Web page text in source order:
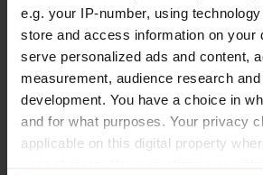
e.g. your IP-number, using
store and access information on your
serve personalized ads and content,
measurement, audience research
development. You have a choice in
and for what purposes. Your privacy
applicable on this digital property
Cronologia delle attività
Tutto Posizioni Foto
Ho recensito una posizione
Sitecode:63903
Un bel campeggio Bella piscina,